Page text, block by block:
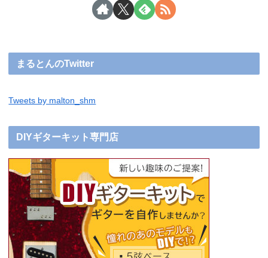
まるとんのTwitter
Tweets by malton_shm
DIYギターキット専門店